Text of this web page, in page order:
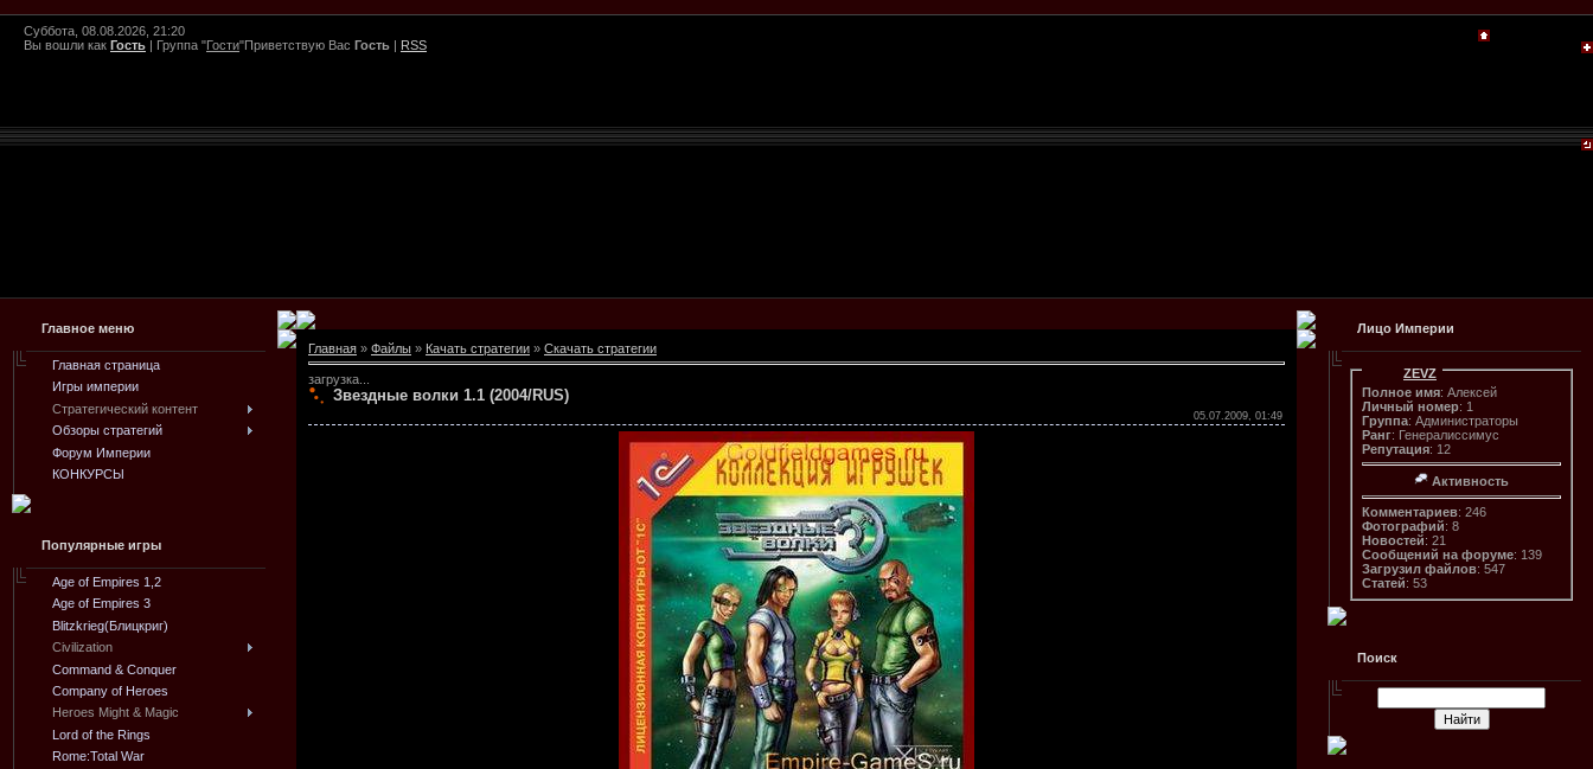
Суббота, 08.08.2026, 21:20
Вы вошли как Гость | Группа "Гости"Приветствую Вас Гость | RSS
Главное меню
Главная страница
Игры империи
Стратегический контент
Обзоры стратегий
Форум Империи
КОНКУРСЫ
Популярные игры
Age of Empires 1,2
Age of Empires 3
Blitzkrieg(Блицкриг)
Civilization
Command & Conquer
Company of Heroes
Heroes Might & Magic
Lord of the Rings
Rome:Total War
Главная » Файлы » Качать стратегии » Скачать стратегии
загрузка...
Звездные волки 1.1 (2004/RUS)
05.07.2009, 01:49
Лицо Империи
ZEVZ
Полное имя: Алексей
Личный номер: 1
Группа: Администраторы
Ранг: Генералиссимус
Репутация: 12
Активность
Комментариев: 246
Фотографий: 8
Новостей: 21
Сообщений на форуме: 139
Загрузил файлов: 547
Статей: 53
Поиск